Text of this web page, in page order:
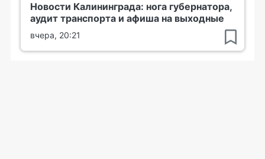
Новости Калининграда: нога губернатора,
аудит транспорта и афиша на выходные
вчера, 20:21